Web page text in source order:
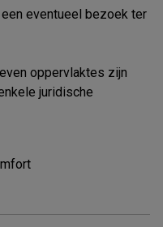
eventueel bezoek ter
oppervlaktes zijn
juridische